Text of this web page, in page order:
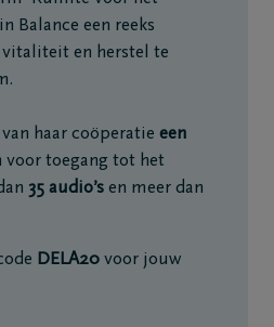
Balance een reeks
en herstel te
haar coöperatie een
voor toegang tot het
35 audio’s en meer dan
DELA20 voor jouw